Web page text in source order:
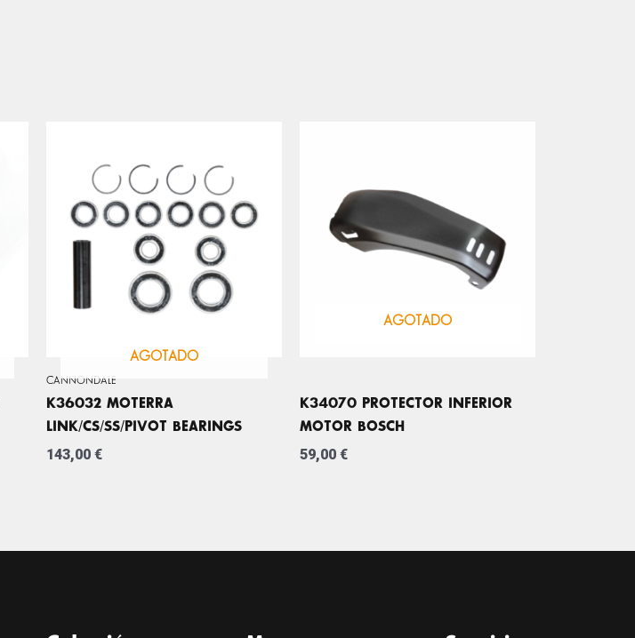
AGOTADO
CANNONDALE
K36032 MOTERRA
LINK/CS/SS/PIVOT BEARINGS
143,00 €
AGOTADO
K34070 PROTECTOR INFERIOR
MOTOR BOSCH
59,00 €